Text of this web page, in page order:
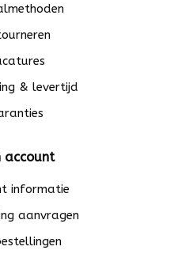
& levertijd
account
informatie
aanvragen